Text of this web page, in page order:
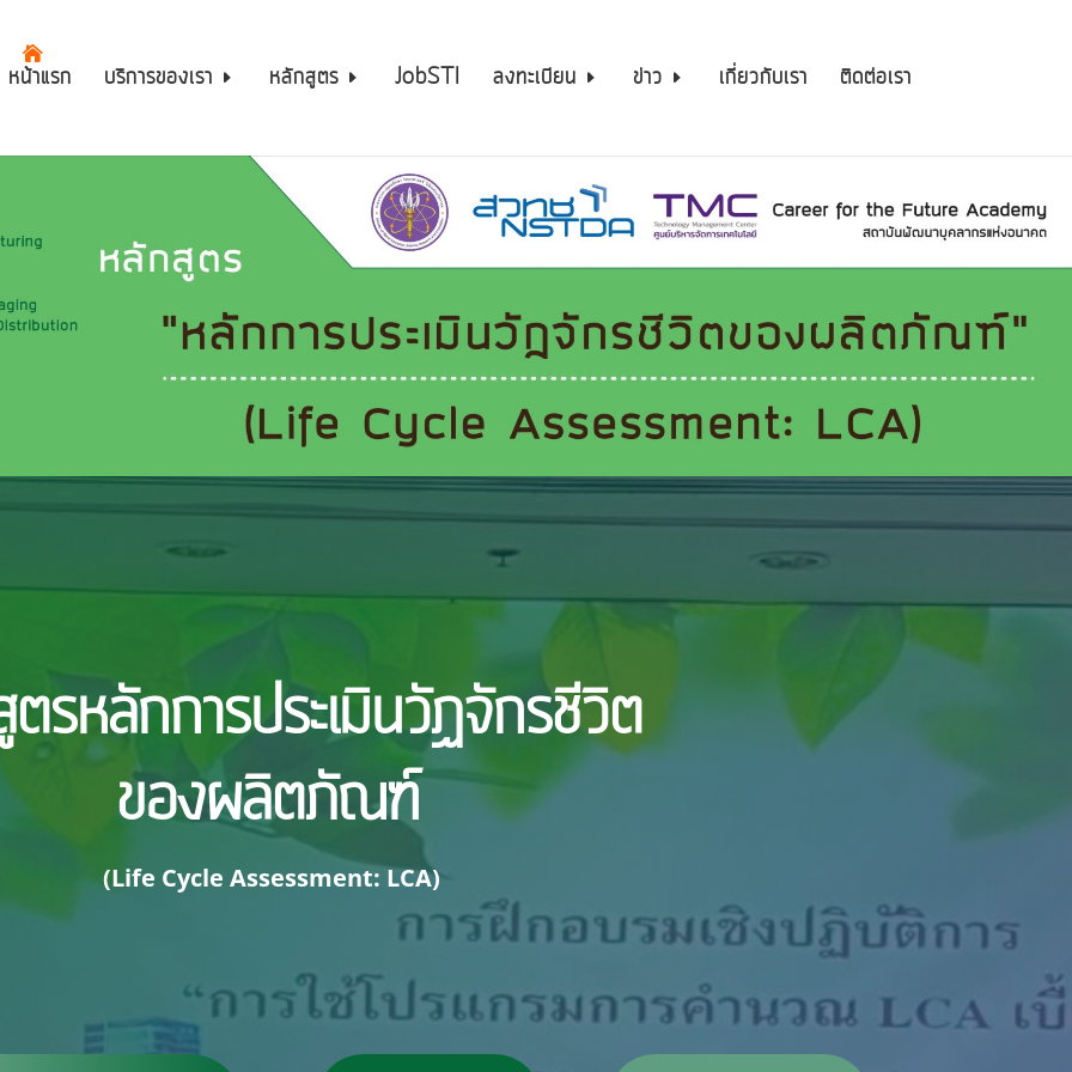
หน้าแรก บริการของเรา หลักสูตร JobSTI ลงทะเบียน ข่าว เกี่ยวกับเรา ติดต่อเรา
รหลักการประเมินวัฏจักรชีวิต
ของผลิตภัณฑ์
(Life Cycle Assessment: LCA)